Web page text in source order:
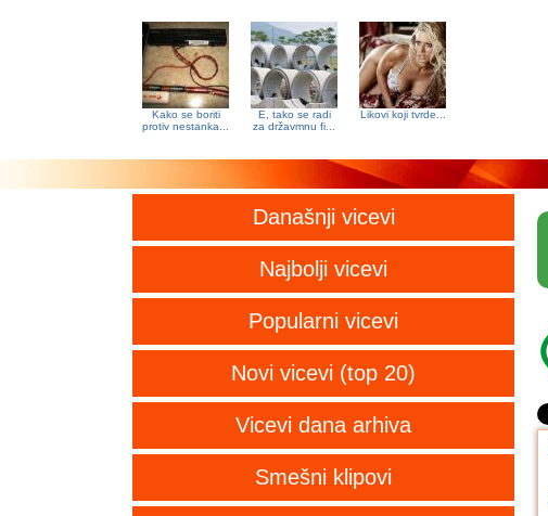
Kako se boriti
protiv nestanka...
E, tako se radi
za državmnu fi...
Likovi koji tvrde...
Današnji vicevi
Najbolji vicevi
Popularni vicevi
Novi vicevi (top 20)
Vicevi dana arhiva
Smešni klipovi